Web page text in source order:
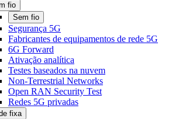
fio
Sem fio
Segurança 5G
Fabricantes de equipamentos de rede 5G
6G Forward
Ativação analítica
Testes baseados na nuvem
Non-Terrestrial Networks
Open RAN Security Test
Redes 5G privadas
fixa